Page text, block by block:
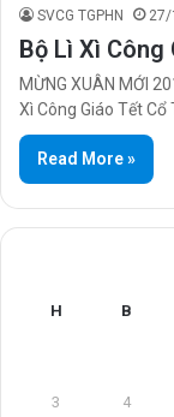
SVCG TGPHN
Bộ Lì Xì
MỪNG XUÂN MỚI
Xì Công Giáo Tết Cổ
Read More »
H B
3 4